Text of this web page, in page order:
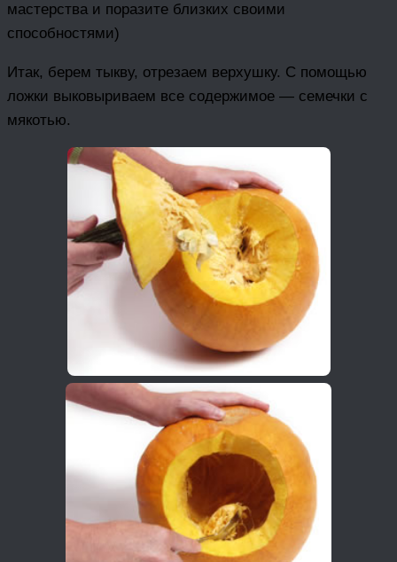
мастерства и поразите близких своими
способностями)
Итак, берем тыкву, отрезаем верхушку. С помощью
ложки выковыриваем все содержимое — семечки с
мякотью.